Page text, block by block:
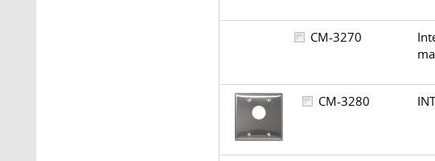
CM-3270
CM-3280